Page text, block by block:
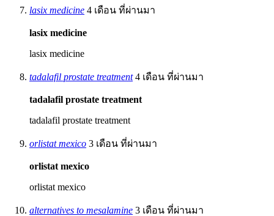
lasix medicine 4 เดือน ที่ผ่านมา
lasix medicine
lasix medicine
tadalafil prostate treatment 4 เดือน ที่ผ่านมา
tadalafil prostate treatment
tadalafil prostate treatment
orlistat mexico 3 เดือน ที่ผ่านมา
orlistat mexico
orlistat mexico
alternatives to mesalamine 3 เดือน ที่ผ่านมา